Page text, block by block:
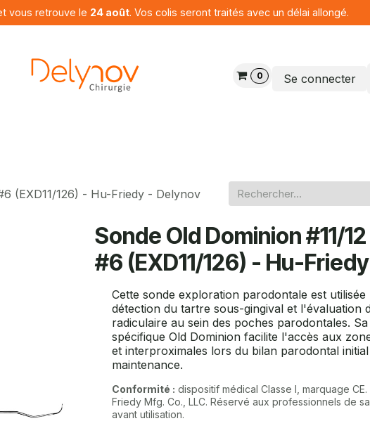
vous retrouve le 24 août. Vos colis seront traités avec un délai allongé.
0 Se connecter
(EXD11/126) - Hu-Friedy - Delynov
Sonde Old Dominion #11/
#6 (EXD11/126) - Hu-
Cette sonde exploration parodontale est
détection du tartre sous-gingival et l'évaluation
radiculaire au sein des poches parodontales.
spécifique Old Dominion facilite l'accès aux
et interproximales lors du bilan parodontal
maintenance.
Conformité : dispositif médical Classe I, marquage
Friedy Mfg. Co., LLC. Réservé aux professionnels de
avant utilisation.